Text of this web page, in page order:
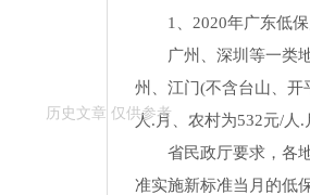
1、2020年广东低
广州、深圳等一类
州、江门(不含台山、开
人.月、农村为532元/人.
省民政厅要求，各
准实施新标准当月的低